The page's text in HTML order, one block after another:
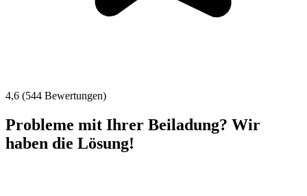
4,6 (544 Bewertungen)
Probleme mit Ihrer Beiladung? Wir
haben die Lösung!